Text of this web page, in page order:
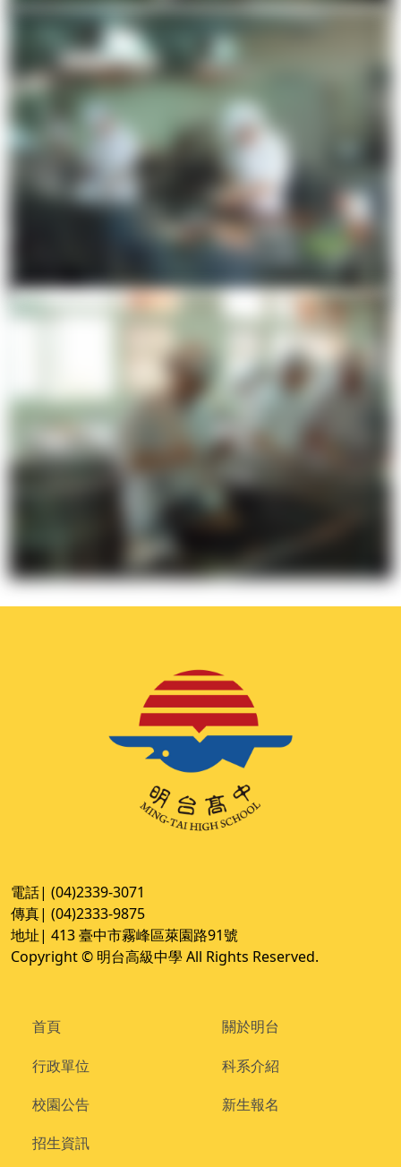
電話| (04)2339-3071
傳真| (04)2333-9875
地址| 413 臺中市霧峰區萊園路91號
Copyright © 明台高級中學 All Rights Reserved.
首頁
關於明台
行政單位
科系介紹
校園公告
新生報名
招生資訊